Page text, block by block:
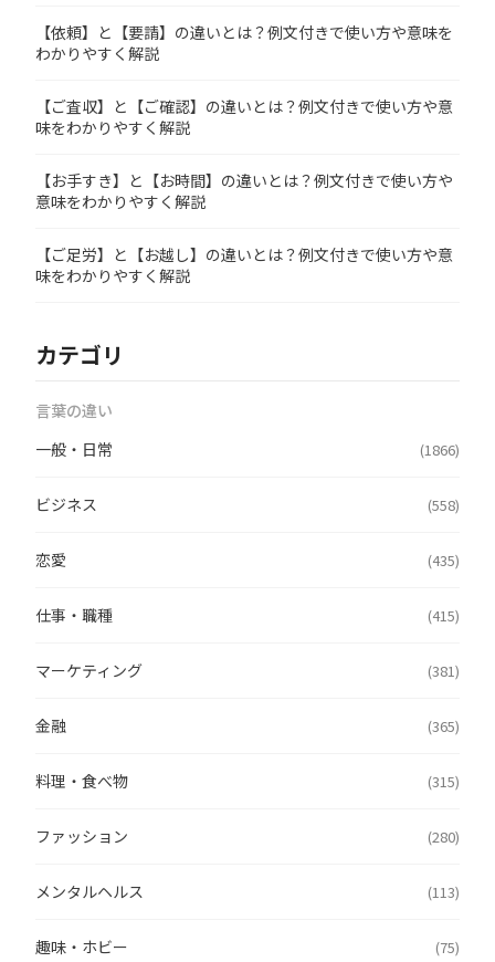
【依頼】と【要請】の違いとは？例文付きで使い方や意味を
わかりやすく解説
【ご査収】と【ご確認】の違いとは？例文付きで使い方や意
味をわかりやすく解説
【お手すき】と【お時間】の違いとは？例文付きで使い方や
意味をわかりやすく解説
【ご足労】と【お越し】の違いとは？例文付きで使い方や意
味をわかりやすく解説
カテゴリ
言葉の違い
一般・日常
(1866)
ビジネス (558)
恋愛 (435)
仕事・職種 (415)
マーケティング (381)
金融 (365)
料理・食べ物 (315)
ファッション (280)
メンタルヘルス (113)
趣味・ホビー (75)